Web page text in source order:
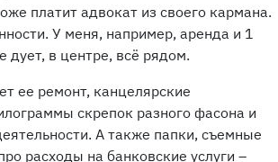
платит адвокат из своего кармана.
У меня, например, аренда и 1
дует, в центре, всё рядом.
ее ремонт, канцелярские
скрепок разного фасона и
А также папки, съемные
расходы на банковские услуги –